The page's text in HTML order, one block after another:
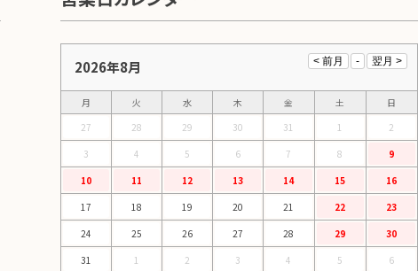
2026年8月
月 火 水 木 金 土
日
27
28 29 30 31 1
2
3
4 5 6 7 8
9
10
11 12 13 14 15
16
17
18 19 20 21 22
23
24
25 26 27 28 29
30
31
1 2 3 4 5 6